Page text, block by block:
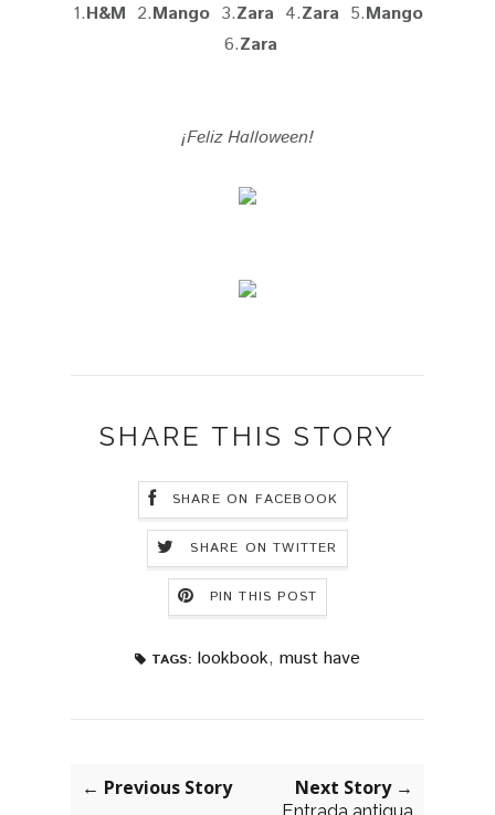
1.H&M 2.Mango 3.Zara 4.Zara 5.Mango
6.Zara
¡Feliz Halloween!
SHARE THIS STORY
SHARE ON FACEBOOK
SHARE ON TWITTER
PIN THIS POST
TAGS: lookbook, must have
← Previous Story Next Story →